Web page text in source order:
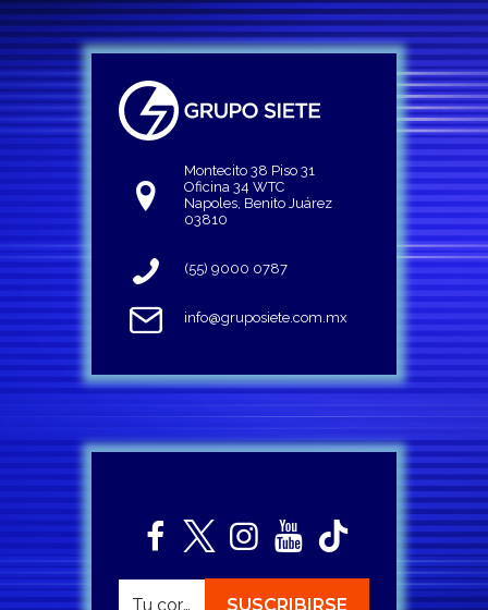
Montecito 38 Piso 31
Oficina 34 WTC
Napoles, Benito Juárez
03810
(55) 9000 0787
info@gruposiete.com.mx